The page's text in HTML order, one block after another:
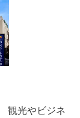
観光やビジネ